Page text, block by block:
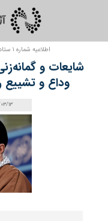
اطلاعیه شماره ۱ ستاد بزرگداشت عروج شهید آیت‌الله خامنه‌ای؛
شایعات و
وداع و تشییع
1405/03/13 -